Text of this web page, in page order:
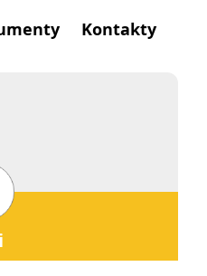
Kontakty